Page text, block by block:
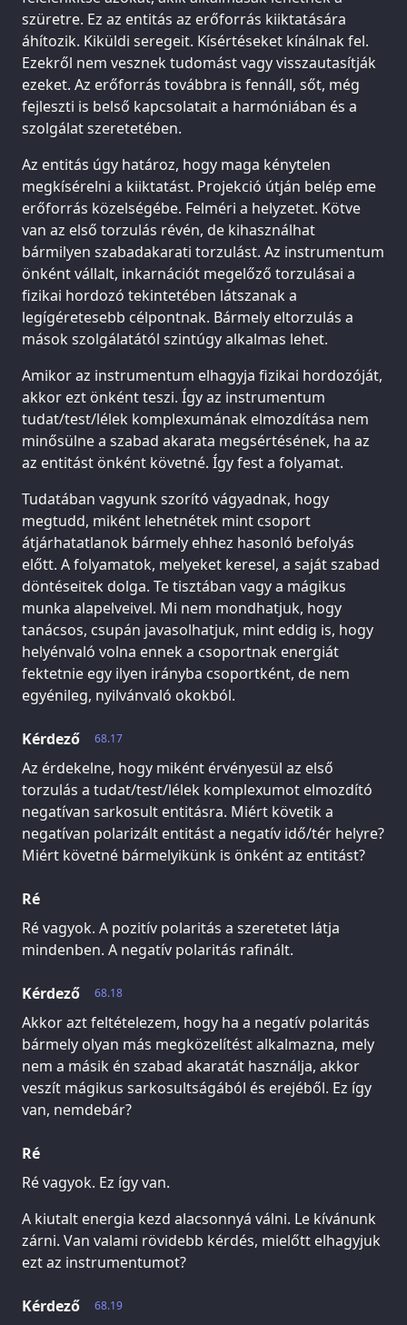
szüretre. Ez az entitás az erőforrás kiiktatására
áhítozik. Kiküldi seregeit. Kísértéseket kínálnak fel.
Ezekről nem vesznek tudomást vagy visszautasítják
ezeket. Az erőforrás továbbra is fennáll, sőt, még
fejleszti is belső kapcsolatait a harmóniában és a
szolgálat szeretetében.
Az entitás úgy határoz, hogy maga kénytelen
megkísérelni a kiiktatást. Projekció útján belép eme
erőforrás közelségébe. Felméri a helyzetet. Kötve
van az első torzulás révén, de kihasználhat
bármilyen szabadakarati torzulást. Az instrumentum
önként vállalt, inkarnációt megelőző torzulásai a
fizikai hordozó tekintetében látszanak a
legígéretesebb célpontnak. Bármely eltorzulás a
mások szolgálatától szintúgy alkalmas lehet.
Amikor az instrumentum elhagyja fizikai hordozóját,
akkor ezt önként teszi. Így az instrumentum
tudat/test/lélek komplexumának elmozdítása nem
minősülne a szabad akarata megsértésének, ha az
az entitást önként követné. Így fest a folyamat.
Tudatában vagyunk szorító vágyadnak, hogy
megtudd, miként lehetnétek mint csoport
átjárhatatlanok bármely ehhez hasonló befolyás
előtt. A folyamatok, melyeket keresel, a saját szabad
döntéseitek dolga. Te tisztában vagy a mágikus
munka alapelveivel. Mi nem mondhatjuk, hogy
tanácsos, csupán javasolhatjuk, mint eddig is, hogy
helyénvaló volna ennek a csoportnak energiát
fektetnie egy ilyen irányba csoportként, de nem
egyénileg, nyilvánvaló okokból.
68.17
Kérdező
Az érdekelne, hogy miként érvényesül az első
torzulás a tudat/test/lélek komplexumot elmozdító
negatívan sarkosult entitásra. Miért követik a
negatívan polarizált entitást a negatív idő/tér helyre?
Miért követné bármelyikünk is önként az entitást?
Ré
Ré vagyok. A pozitív polaritás a szeretetet látja
mindenben. A negatív polaritás rafinált.
68.18
Kérdező
Akkor azt feltételezem, hogy ha a negatív polaritás
bármely olyan más megközelítést alkalmazna, mely
nem a másik én szabad akaratát használja, akkor
veszít mágikus sarkosultságából és erejéből. Ez így
van, nemdebár?
Ré
Ré vagyok. Ez így van.
A kiutalt energia kezd alacsonnyá válni. Le kívánunk
zárni. Van valami rövidebb kérdés, mielőtt elhagyjuk
ezt az instrumentumot?
68.19
Kérdező